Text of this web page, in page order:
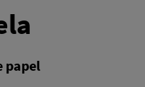
papel